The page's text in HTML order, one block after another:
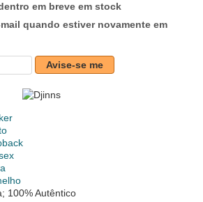
em breve em stock
quando estiver novamente em
Avise-se me
100% Autêntico